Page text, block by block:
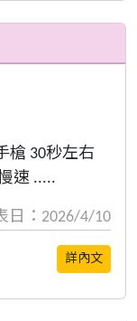
槍 30秒左右
速 .....
日：2026/4/10
詳內文